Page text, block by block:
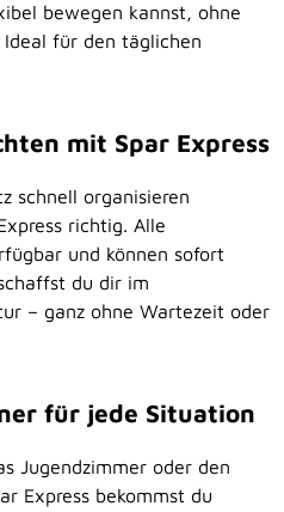
bewegen kannst, ohne
Ideal für den täglichen
mit Spar Express
schnell organisieren
richtig. Alle
und können sofort
du dir im
– ganz ohne Wartezeit oder
für jede Situation
Jugendzimmer oder den
Express bekommst du